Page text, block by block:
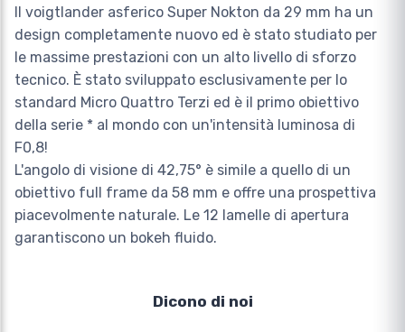
Il voigtlander asferico Super Nokton da 29 mm ha un
design completamente nuovo ed è stato studiato per
le massime prestazioni con un alto livello di sforzo
tecnico. È stato sviluppato esclusivamente per lo
standard Micro Quattro Terzi ed è il primo obiettivo
della serie * al mondo con un'intensità luminosa di
F0,8!
L'angolo di visione di 42,75° è simile a quello di un
obiettivo full frame da 58 mm e offre una prospettiva
piacevolmente naturale. Le 12 lamelle di apertura
garantiscono un bokeh fluido.
Dicono di noi